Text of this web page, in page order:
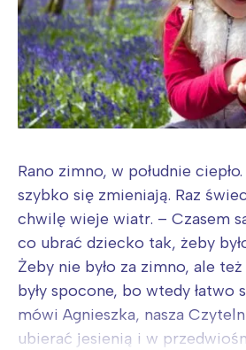
Rano zimno, w południe
szybko się zmieniają. Raz
chwilę wieje wiatr. – Czasem
co ubrać dziecko tak, żeby
Żeby nie było za zimno, ale
były spocone, bo wtedy łatwo
mówi Agnieszka, nasza
ubierać jesienią i w